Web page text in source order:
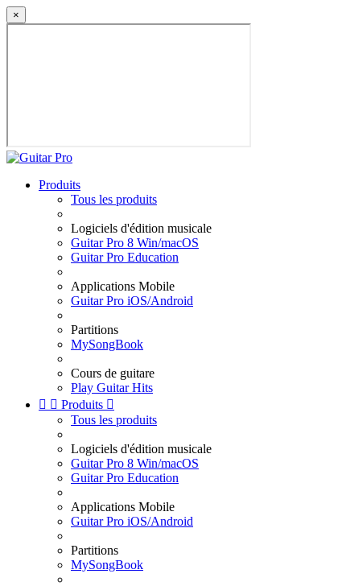
×
Produits
Tous les produits
Logiciels d'édition musicale
Guitar Pro 8 Win/macOS
Guitar Pro Education
Applications Mobile
Guitar Pro iOS/Android
Partitions
MySongBook
Cours de guitare
Play Guitar Hits
  Produits 
Tous les produits
Logiciels d'édition musicale
Guitar Pro 8 Win/macOS
Guitar Pro Education
Applications Mobile
Guitar Pro iOS/Android
Partitions
MySongBook